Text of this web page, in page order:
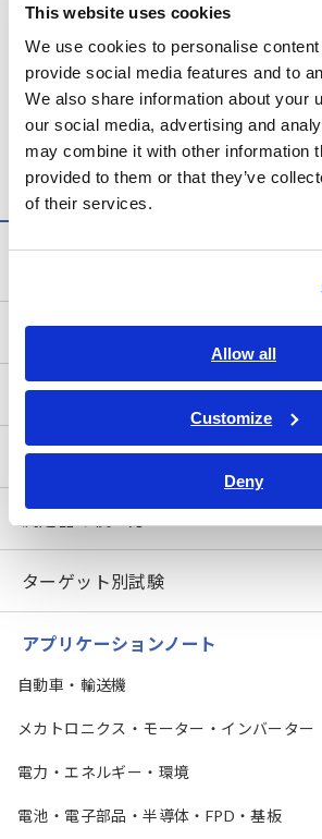
This website uses cookies
We use cookies to personalise
provide social media features and to
We also share information about your
our social media, advertising and
may combine it with other information
provided to them or that they’ve
of their services.
Allow all
Customize
Deny
電圧ロガー LR5041, LR5042,
LR5043
通信ア
電気の基礎
測定方法
測定器を知る
ターゲット別試験
アプリケーションノート
自動車・輸送機
メカトロニクス・モーター・インバーター
電力・エネルギー・環境
電池・電子部品・半導体・FPD・基板